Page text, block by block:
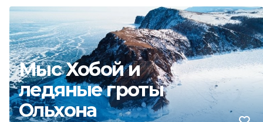
Мыс Хобой и
ледяные гроты
Ольхона